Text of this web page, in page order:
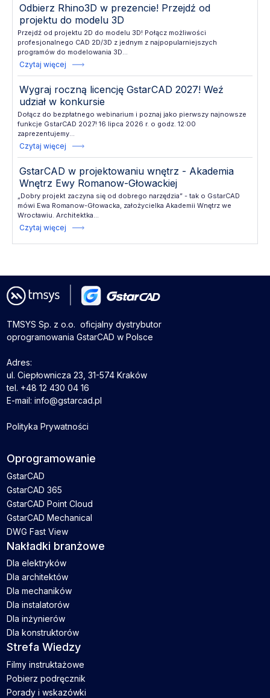
Odbierz Rhino3D w prezencie! Przejdź od
projektu do modelu 3D
Przejdź od projektu 2D do modelu 3D! Połącz możliwości
profesjonalnego CAD 2D/3D z jednym z najpopularniejszych
programów do modelowania 3D...
Czytaj więcej
Wygraj roczną licencję GstarCAD 2027! Weź
udział w konkursie
Dołącz do bezpłatnego webinarium i poznaj jako pierwszy najnowsze
funkcje GstarCAD 2027! 16 lipca 2026 r. o godz. 12:00
zaprezentujemy...
Czytaj więcej
GstarCAD w projektowaniu wnętrz - Akademia
Wnętrz Ewy Romanow-Głowackiej
„Dobry projekt zaczyna się od dobrego narzędzia” - tak o GstarCAD
mówi Ewa Romanow-Głowacka, założycielka Akademii Wnętrz we
Wrocławiu. Architektka...
Czytaj więcej
TMSYS Sp. z o.o. ­ oficjalny dystrybutor
oprogramowania GstarCAD w Polsce
Adres:
ul. Ciepłownicza 23, 31-574 Kraków
tel. +48 12 430 04 16
E-mail: info@gstarcad.pl
Polityka Prywatności
Oprogramowanie
GstarCAD
GstarCAD 365
GstarCAD Point Cloud
GstarCAD Mechanical
DWG Fast View
Nakładki branżowe
Dla elektryków
Dla architektów
Dla mechaników
Dla instalatorów
Dla inżynierów
Dla konstruktorów
Strefa Wiedzy
Filmy instruktażowe
Pobierz podręcznik
Porady i wskazówki